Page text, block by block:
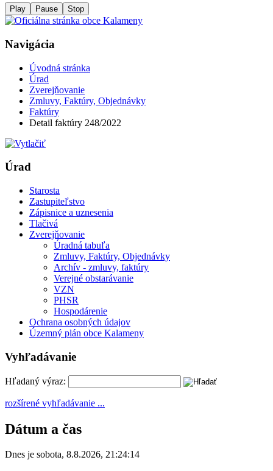
Play Pause Stop
Navigácia
Úvodná stránka
Úrad
Zverejňovanie
Zmluvy, Faktúry, Objednávky
Faktúry
Detail faktúry 248/2022
Úrad
Starosta
Zastupiteľstvo
Zápisnice a uznesenia
Tlačivá
Zverejňovanie
Úradná tabuľa
Zmluvy, Faktúry, Objednávky
Archív - zmluvy, faktúry
Verejné obstarávanie
VZN
PHSR
Hospodárenie
Ochrana osobných údajov
Územný plán obce Kalameny
Vyhľadávanie
Hľadaný výraz:
rozšírené vyhľadávanie ...
Dátum a čas
Dnes je sobota, 8.8.2026, 21:24:14